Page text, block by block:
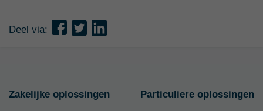
Deel via:
Zakelijke oplossingen Particuliere oplossingen